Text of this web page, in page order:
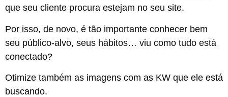
que seu cliente procura estejam no seu site.
Por isso, de novo, é tão importante conhecer bem
seu público-alvo, seus hábitos… viu como tudo está
conectado?
Otimize também as imagens com as KW que ele está
buscando.